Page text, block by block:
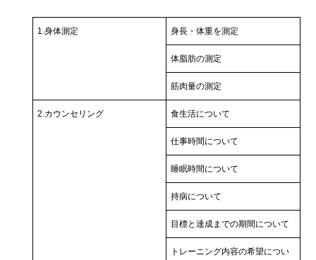
1.身体測定 身長・体重を測定
体脂肪の測定
筋肉量の測定
2.カウンセリング 食生活について
仕事時間について
睡眠時間について
持病について
目標と達成までの期間について
トレーニング内容の希望につい